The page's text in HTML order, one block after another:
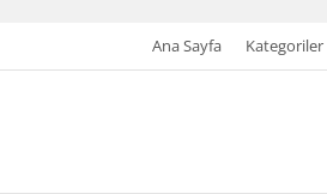
Ana Sayfa Kategoriler